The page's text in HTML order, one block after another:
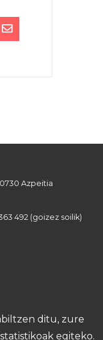
Azpeitia
492 (goizez soilik)
ditu, zure
egiteko.